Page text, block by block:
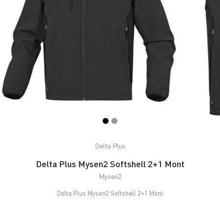
Delta Plus
Delta Plus Mysen2 Softshell 2+1 Mont
Mysen2
Delta Plus Mysen2 Softshell 2+1 Mont